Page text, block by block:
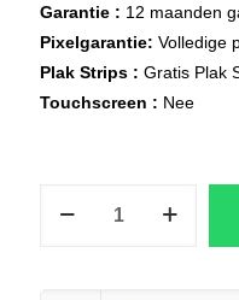
Garantie : 12 maanden
Pixelgarantie: Volledige
Plak Strips : Gratis Plak
Touchscreen : Nee